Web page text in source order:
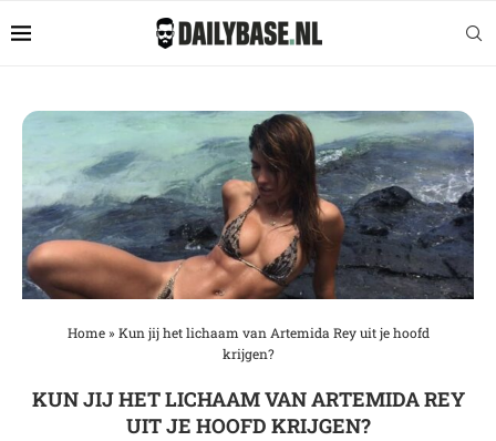
Home» Kun jij het lichaam van Artemida Rey uit je hoofd
krijgen?
KUN JIJ HET LICHAAM VAN ARTEMIDA REY
UIT JE HOOFD KRIJGEN?